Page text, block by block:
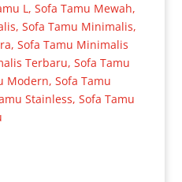
L, Sofa Tamu Mewah,
, Sofa Tamu Minimalis,
, Sofa Tamu Minimalis
Terbaru, Sofa Tamu
Modern, Sofa Tamu
Stainless, Sofa Tamu